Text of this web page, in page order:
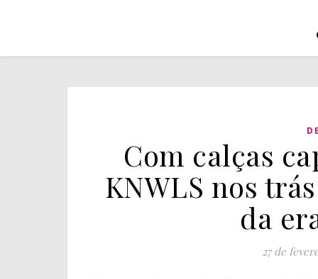
Com calças
KNWLS nos
da
27 de